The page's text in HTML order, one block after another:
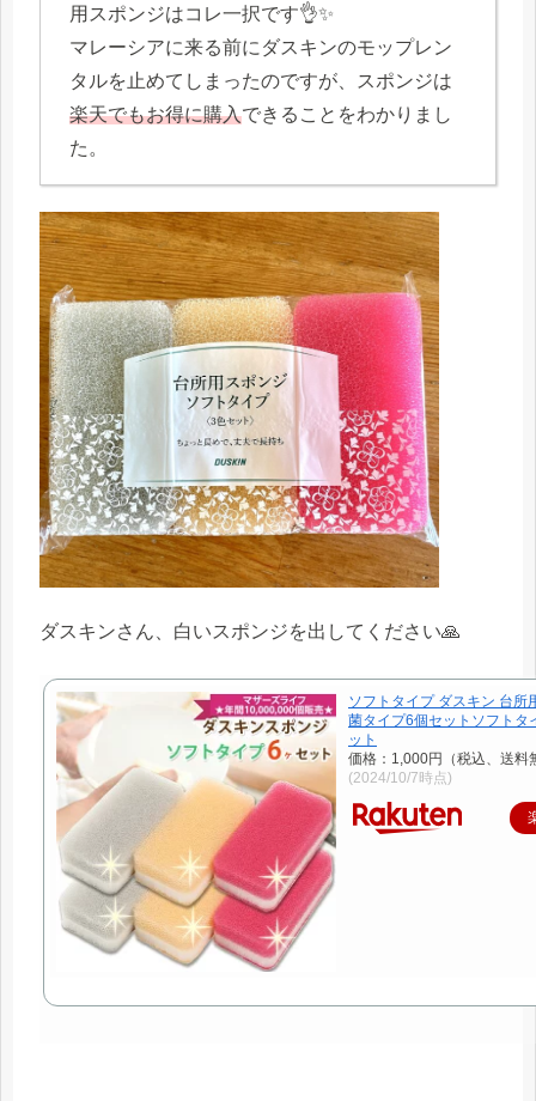
用スポンジはコレ一択です👌✨
マレーシアに来る前にダスキンのモップレン
タルを止めてしまったのですが、スポンジは
楽天でもお得に購入できることをわかりまし
た。
ダスキンさん、白いスポンジを出してください🙏
ソフトタイプ ダスキン 台所
菌タイプ6個セットソフトタ
ット
価格：1,000円（税込、送料
(2024/10/7時点)